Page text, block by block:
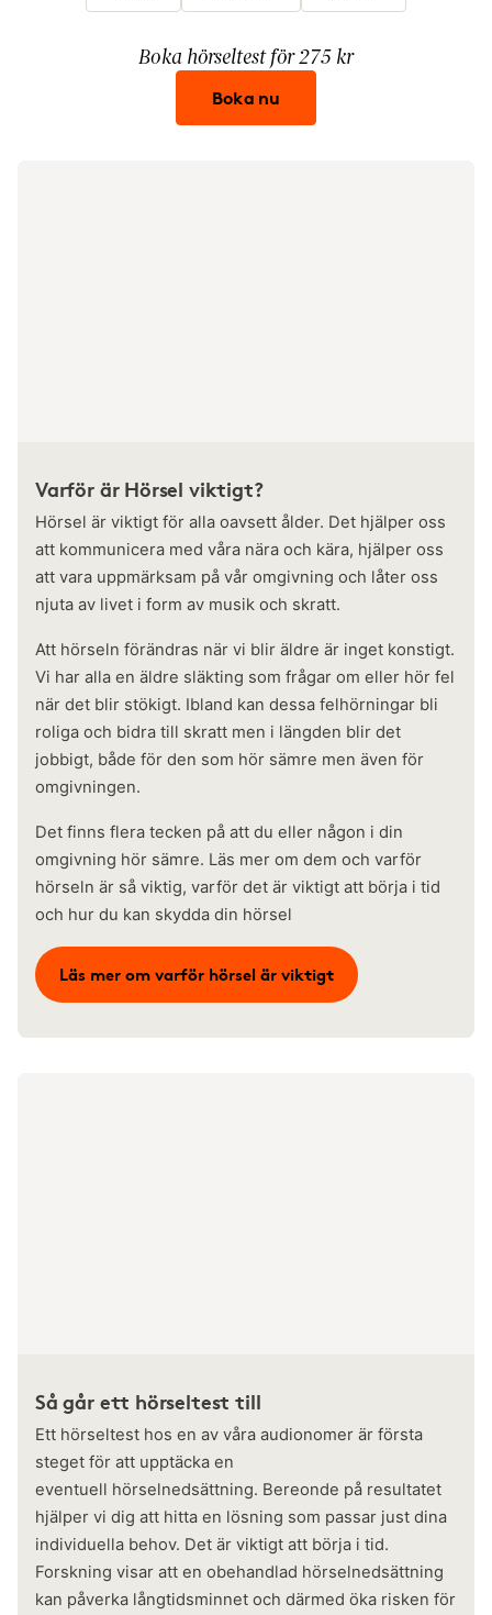
Boka hörseltest för 275 kr
Boka nu
Varför är Hörsel viktigt?
Hörsel är viktigt för alla oavsett ålder. Det hjälper oss
att kommunicera med våra nära och kära, hjälper oss
att vara uppmärksam på vår omgivning och låter oss
njuta av livet i form av musik och skratt.
Att hörseln förändras när vi blir äldre är inget konstigt.
Vi har alla en äldre släkting som frågar om eller hör fel
när det blir stökigt. Ibland kan dessa felhörningar bli
roliga och bidra till skratt men i längden blir det
jobbigt, både för den som hör sämre men även för
omgivningen.
Det finns flera tecken på att du eller någon i din
omgivning hör sämre. Läs mer om dem och varför
hörseln är så viktig, varför det är viktigt att börja i tid
och hur du kan skydda din hörsel
Läs mer om varför hörsel är viktigt
Så går ett hörseltest till
Ett hörseltest hos en av våra audionomer är första
steget för att upptäcka en
eventuell hörselnedsättning. Bereonde på resultatet
hjälper vi dig att hitta en lösning som passar just dina
individuella behov. Det är viktigt att börja i tid.
Forskning visar att en obehandlad hörselnedsättning
kan påverka långtidsminnet och därmed öka risken för